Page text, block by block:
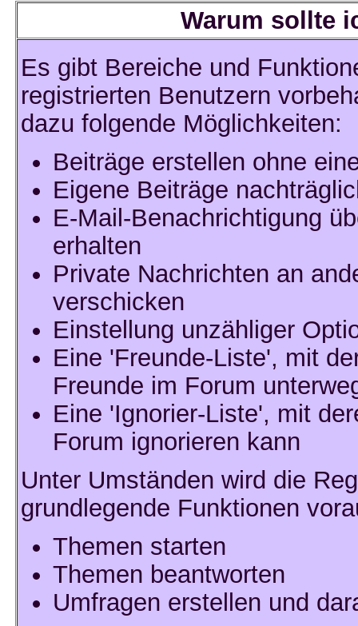
Warum sollte
Es gibt Bereiche und
registrierten Benutzern
dazu folgende Möglichkeiten:
Beiträge erstellen ohne
Eigene Beiträge
E-Mail-Benachrichtigung
erhalten
Private Nachrichten an
verschicken
Einstellung unzähliger
Eine 'Freunde-Liste', mit
Freunde im Forum
Eine 'Ignorier-Liste', mit
Forum ignorieren kann
Unter Umständen wird die
grundlegende Funktionen
Themen starten
Themen beantworten
Umfragen erstellen und